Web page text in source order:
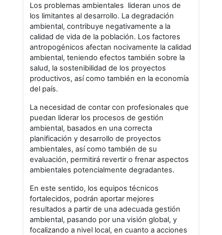
Los problemas ambientales lideran unos de
los limitantes al desarrollo. La degradación
ambiental, contribuye negativamente a la
calidad de vida de la población. Los factores
antropogénicos afectan nocivamente la calidad
ambiental, teniendo efectos también sobre la
salud, la sostenibilidad de los proyectos
productivos, así como también en la economía
del país.
La necesidad de contar con profesionales que
puedan liderar los procesos de gestión
ambiental, basados en una correcta
planificación y desarrollo de proyectos
ambientales, así como también de su
evaluación, permitirá revertir o frenar aspectos
ambientales potencialmente degradantes.
En este sentido, los equipos técnicos
fortalecidos, podrán aportar mejores
resultados a partir de una adecuada gestión
ambiental, pasando por una visión global, y
focalizando a nivel local, en cuanto a acciones